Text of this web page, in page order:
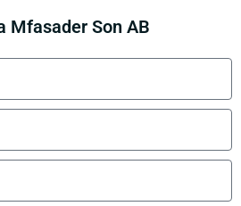
Mfasader Son AB